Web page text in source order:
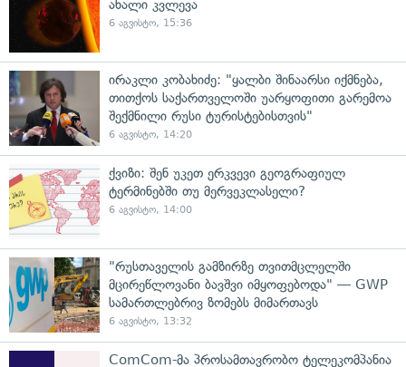
ახალი კვლევა
6 აგვისტო, 15:36
ირაკლი კობახიძე: "ყალბი შინაარსი იქმნება,
თითქოს საქართველოში უარყოფითი გარემოა
შექმნილი რუსი ტურისტებისთვის"
6 აგვისტო, 14:20
ქვიზი: შენ უკეთ ერკვევი გეოგრაფიულ
ტერმინებში თუ მერვეკლასელი?
6 აგვისტო, 14:00
"რუსთაველის გამზირზე თვითმცლელში
მცირეწლოვანი ბავშვი იმყოფებოდა" — GWP
სამართლებრივ ზომებს მიმართავს
6 აგვისტო, 13:32
ComCom-მა პროსამთავრობო ტელეკომპანია